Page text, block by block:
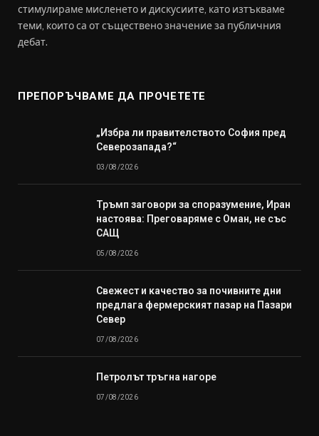
стимулираме мисленето и дискусиите, като изтъкваме
теми, които са от съществено значение за публичния
дебат.
ПРЕПОРЪЧВАМЕ ДА ПРОЧЕТЕТЕ
„Избра ли правителството София пред
Северозапада?“
03/08/2026
Тръмп заговори за споразумение, Иран
настоява: Преговаряме с Оман, не със
САЩ
05/08/2026
Свежест и качество за почивните дни
предлага фермерският пазар на Пазари
Север
07/08/2026
Петролът тръгна нагоре
07/08/2026